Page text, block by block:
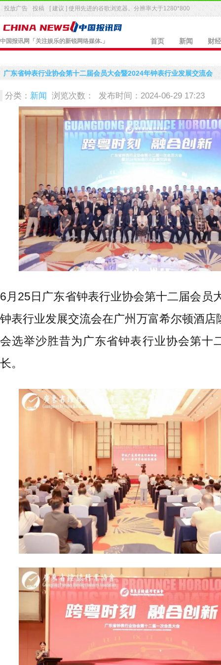
投放广告 投稿 [ 建议 ] 使用先进的谷歌浏览器。分辨率大于1280*800
中国报讯网 「关注娱乐的新锐网络媒体.」 首页 新闻 财经
广东省钟表行业协会第十二届会员大会暨2024年钟表行业发展交流会
分类： 新闻 浏览次数： 发布时间：2024-06-29 17:23
6月25日广东省钟表行业协会第十二届会员
钟表行业发展交流会在广州万富希尔顿酒店
会选举沙胜昔为广东省钟表行业协会第十
长。